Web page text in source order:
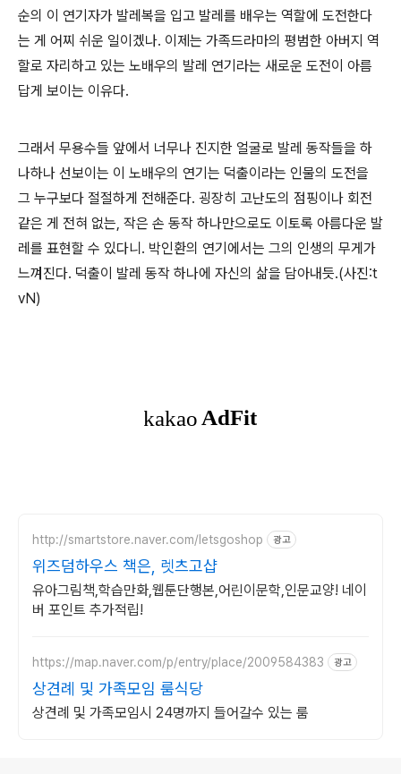
순의 이 연기자가 발레복을 입고 발레를 배우는 역할에 도전한다
는 게 어찌 쉬운 일이겠나. 이제는 가족드라마의 평범한 아버지 역
할로 자리하고 있는 노배우의 발레 연기라는 새로운 도전이 아름
답게 보이는 이유다.
그래서 무용수들 앞에서 너무나 진지한 얼굴로 발레 동작들을 하
나하나 선보이는 이 노배우의 연기는 덕출이라는 인물의 도전을
그 누구보다 절절하게 전해준다. 굉장히 고난도의 점핑이나 회전
같은 게 전혀 없는, 작은 손 동작 하나만으로도 이토록 아름다운 발
레를 표현할 수 있다니. 박인환의 연기에서는 그의 인생의 무게가
느껴진다. 덕출이 발레 동작 하나에 자신의 삶을 담아내듯.(사진:t
vN)
http://smartstore.naver.com/letsgoshop 광고
위즈덤하우스 책은, 렛츠고샵
유아그림책,학습만화,웹툰단행본,어린이문학,인문교양! 네이
버 포인트 추가적립!
https://map.naver.com/p/entry/place/2009584383 광고
상견례 및 가족모임 룸식당
상견례 및 가족모임시 24명까지 들어갈수 있는 룸